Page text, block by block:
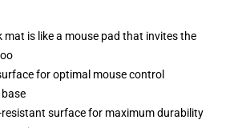
mat is like a mouse pad that invites the
for optimal mouse control
surface for maximum durability